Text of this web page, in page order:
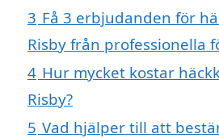
3 Få 3 erbjudanden för
Risby från professionella
4 Hur mycket kostar
Risby?
5 Vad hjälper till att